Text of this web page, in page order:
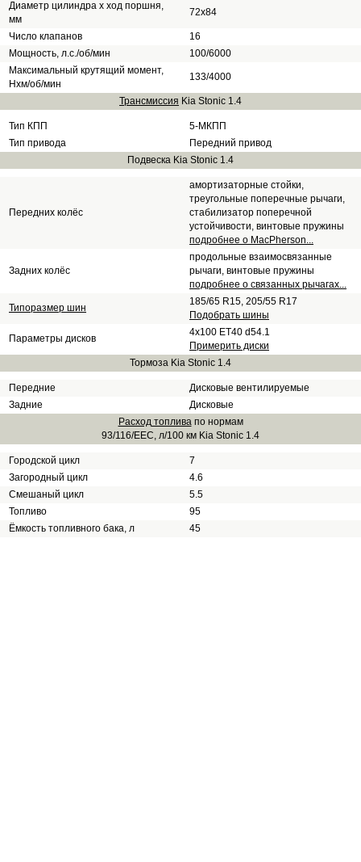
Диаметр цилиндра х ход поршня,
мм
72x84
Число клапанов
16
Мощность, л.с./об/мин
100/6000
Максимальный крутящий момент,
Нхм/об/мин
133/4000
Трансмиссия Kia Stonic 1.4
Тип КПП
5-МКПП
Тип привода
Передний привод
Подвеска Kia Stonic 1.4
Передних колёс
амортизаторные стойки,
треугольные поперечные рычаги,
стабилизатор поперечной
устойчивости, винтовые пружины
подробнее о MacPherson...
Задних колёс
продольные взаимосвязанные
рычаги, винтовые пружины
подробнее о связанных рычагах...
Типоразмер шин
185/65 R15, 205/55 R17
Подобрать шины
Параметры дисков
4x100 ET40 d54.1
Примерить диски
Тормоза Kia Stonic 1.4
Передние
Дисковые вентилируемые
Задние
Дисковые
Расход топливапо нормам
93/116/EEC, л/100 км Kia Stonic 1.4
Городской цикл
7
Загородный цикл
4.6
Смешаный цикл
5.5
Топливо
95
Ёмкость топливного бака, л
45